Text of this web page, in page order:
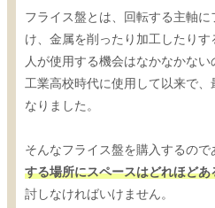
フライス盤とは、回転する主軸
け、金属を削ったり加工したり
人が使用する機会はなかなかな
工業高校時代に使用して以来で、
なりました。
そんなフライス盤を購入するので
する場所にスペースはどれほどあ
討しなければいけません。